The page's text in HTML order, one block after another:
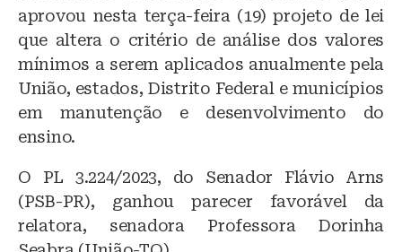
s
k
y
e
b
o
o
s
A
p
p
aprovou nesta terça-feira (19) projeto de lei
que altera o critério de análise dos valores
mínimos a serem aplicados anualmente pela
União, estados, Distrito Federal e municípios
em manutenção e desenvolvimento do
ensino.
O PL 3.224/2023, do Senador Flávio Arns
(PSB-PR), ganhou parecer favorável da
relatora, senadora Professora Dorinha